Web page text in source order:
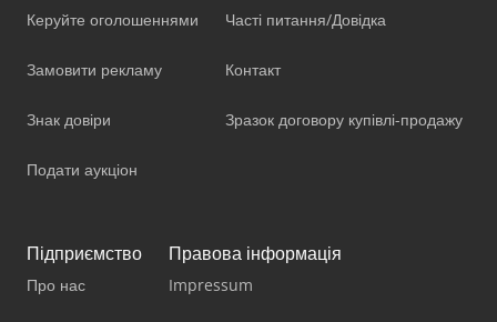
Керуйте оголошеннями
Замовити рекламу
Знак довіри
Подати аукціон
Часті питання/Довідка
Контакт
Зразок договору купівлі-продажу
Підприємство
Про нас
Правова інформація
Impressum